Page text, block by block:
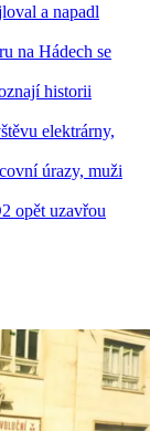
a napadl
na Hádech se
historii
elektrárny,
úrazy, muži
opět uzavřou